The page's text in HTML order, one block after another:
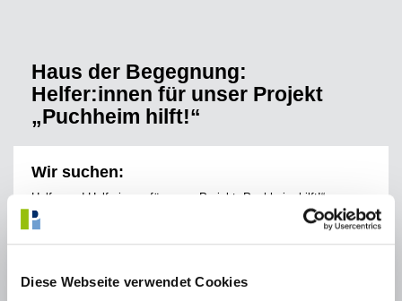
Diese Webseite verwendet Cookies
Haus der Begegnung:
Helfer:innen für unser Projekt
„Puchheim hilft!“
Wir suchen:
Helfer und Helferinnen für unser Projekt „Puchheim hilft!“
Wir bieten:
einbringen zu können, wenn dringend Unterstützung benötigt
wird.